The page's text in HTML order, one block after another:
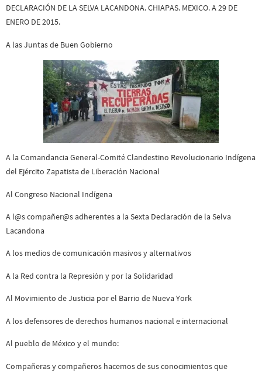
DECLARACIÓN DE LA SELVA LACANDONA. CHIAPAS. MEXICO. A 29 DE
ENERO DE 2015.
A las Juntas de Buen Gobierno
A la Comandancia General-Comité Clandestino Revolucionario Indígena
del Ejército Zapatista de Liberación Nacional
Al Congreso Nacional Indígena
A l@s compañer@s adherentes a la Sexta Declaración de la Selva
Lacandona
A los medios de comunicación masivos y alternativos
A la Red contra la Represión y por la Solidaridad
Al Movimiento de Justicia por el Barrio de Nueva York
A los defensores de derechos humanos nacional e internacional
Al pueblo de México y el mundo:
Compañeras y compañeros hacemos de sus conocimientos que